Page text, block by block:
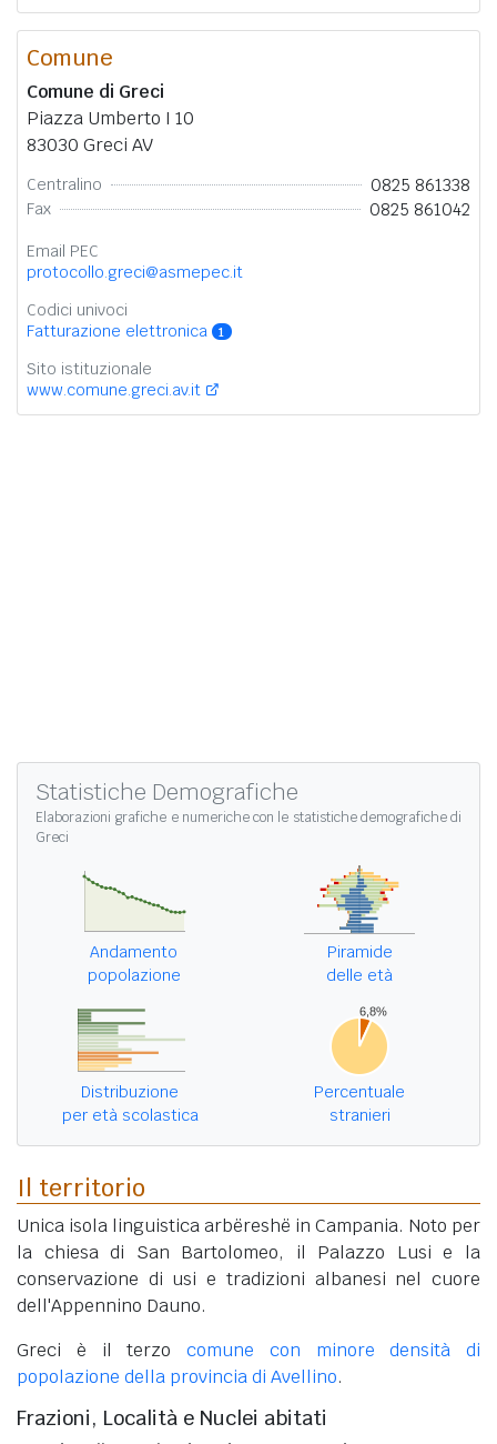
Comune
Comune di Greci
Piazza Umberto I 10
83030 Greci AV
Centralino 0825 861338
Fax 0825 861042
Email PEC
protocollo.greci@asmepec.it
Codici univoci
Fatturazione elettronica
1
Sito istituzionale
www.comune.greci.av.it
Statistiche Demografiche
Elaborazioni grafiche e numeriche con le statistiche demografiche di
Greci
Andamento
popolazione
Piramide
delle età
Distribuzione
per età scolastica
Percentuale
stranieri
Il territorio
Unica isola linguistica arbëreshë in Campania. Noto per
la chiesa di San Bartolomeo, il Palazzo Lusi e la
conservazione di usi e tradizioni albanesi nel cuore
dell'Appennino Dauno.
Greci è il terzo comune con minore densità di
popolazione della provincia di Avellino.
Frazioni, Località e Nuclei abitati